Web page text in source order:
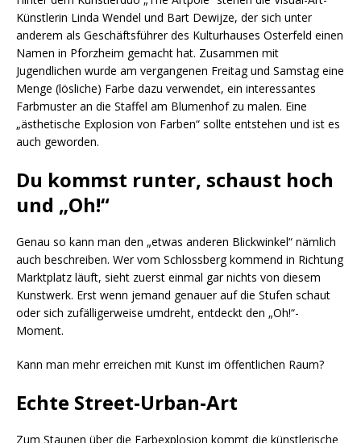
Künstlerin Linda Wendel und Bart Dewijze, der sich unter
anderem als Geschäftsführer des Kulturhauses Osterfeld einen
Namen in Pforzheim gemacht hat. Zusammen mit
Jugendlichen wurde am vergangenen Freitag und Samstag eine
Menge (lösliche) Farbe dazu verwendet, ein interessantes
Farbmuster an die Staffel am Blumenhof zu malen. Eine
„ästhetische Explosion von Farben“ sollte entstehen und ist es
auch geworden.
Du kommst runter, schaust hoch
und „Oh!“
Genau so kann man den „etwas anderen Blickwinkel“ nämlich
auch beschreiben. Wer vom Schlossberg kommend in Richtung
Marktplatz läuft, sieht zuerst einmal gar nichts von diesem
Kunstwerk. Erst wenn jemand genauer auf die Stufen schaut
oder sich zufälligerweise umdreht, entdeckt den „Oh!“-
Moment.
Kann man mehr erreichen mit Kunst im öffentlichen Raum?
Echte Street-Urban-Art
Zum Staunen über die Farbexplosion kommt die künstlerische